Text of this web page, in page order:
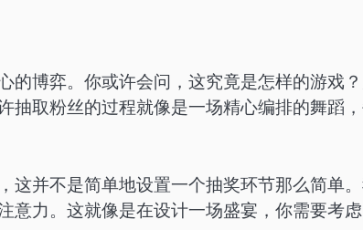
的博弈。你或许会问，这究竟是怎样的游戏
抽取粉丝的过程就像是一场精心编排的舞蹈
这并不是简单地设置一个抽奖环节那么简单
意力。这就像是在设计一场盛宴，你需要考